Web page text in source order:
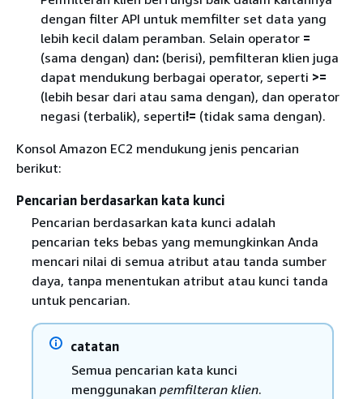
dengan filter API untuk memfilter set data yang
lebih kecil dalam peramban. Selain operator =
(sama dengan) dan: (berisi), pemfilteran klien juga
dapat mendukung berbagai operator, seperti >=
(lebih besar dari atau sama dengan), dan operator
negasi (terbalik), seperti!= (tidak sama dengan).
Konsol Amazon EC2 mendukung jenis pencarian
berikut:
Pencarian berdasarkan kata kunci
Pencarian berdasarkan kata kunci adalah
pencarian teks bebas yang memungkinkan Anda
mencari nilai di semua atribut atau tanda sumber
daya, tanpa menentukan atribut atau kunci tanda
untuk pencarian.
catatan
Semua pencarian kata kunci
menggunakan pemfilteran klien.